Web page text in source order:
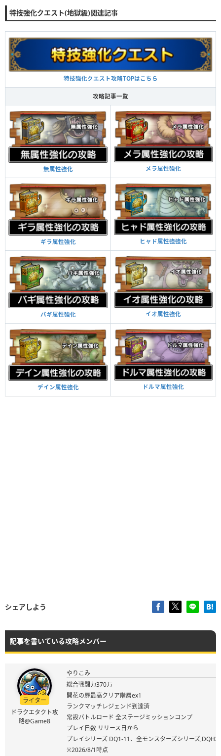
特技強化クエスト(地獄級)関連記事
特技強化クエスト攻略TOPはこちら
攻略記事一覧
無属性強化 メラ属性強化
ギラ属性強化 ヒャド属性強強化
バギ属性強化 イオ属性強化
デイン属性強化 ドルマ属性強化
シェアしよう
記事を書いている攻略メンバー
ライター
ドラクエタクト攻
略@Game8
やりこみ
総合戦闘力370万
開花の扉最高クリア階層ex1
ランクマッチレジェンド到達済
常設バトルロード 全ステージミッションコンプ
プレイ日数 リリース日から
プレイシリーズ DQ1-11、全モンスターズシリーズ
※2026/8/1時点